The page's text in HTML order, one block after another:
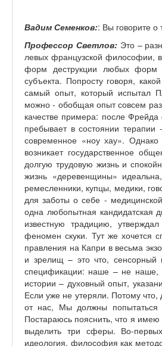
Вадим Семенков:: Вы говорите
Профессор Светлов:Это –
левых французской философии,
форм деструкции любых форм
субъекта. Попросту говоря,
самый опыт, который испытал
можно - обобщая опыт совсем
качестве примера: после
пребывает в состоянии
современное «ноу хау». Однако
возникает государственное
долгую трудовую жизнь и
жизнь «деревенщины»
ремесленники, купцы, медики,
для заботы о себе -
одна любопытная кандидатская
известную традицию,
феномен скуки. Тут же хочется
правления на Капри в весьма
и зрелищ – это что, сенсорный
спецификации: наше – не наше,
истории – духовный опыт,
Если уже не утеряли. Потому что,
от нас, Мы должны попытаться
Постараюсь пояснить, что я
выделить три сферы. Во-
идеология, философия как